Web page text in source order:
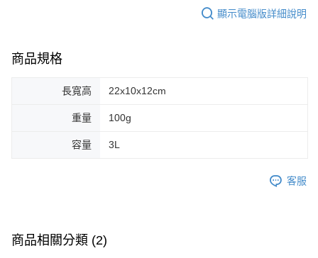
顯示電腦版詳細說明
商品規格
長寬高 22x10x12cm
重量 100g
容量 3L
客服
商品相關分類 (2)